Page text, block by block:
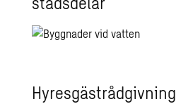
Hy­res­gäst­råd­giv­ning